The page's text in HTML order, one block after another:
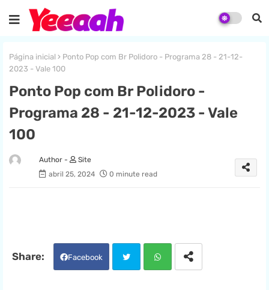
Página inicial
Ponto Pop com Br Polidoro - Programa 28 - 21-12-
2023 - Vale 100
Ponto Pop com Br Polidoro -
Programa 28 - 21-12-2023 - Vale
100
Site
abril 25, 2024
0 minute read
Facebook